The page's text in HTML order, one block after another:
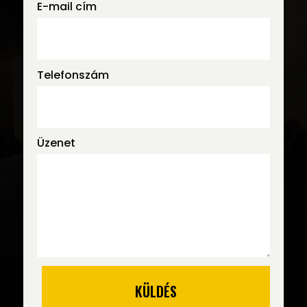
E-mail cím
Telefonszám
Üzenet
KÜLDÉS